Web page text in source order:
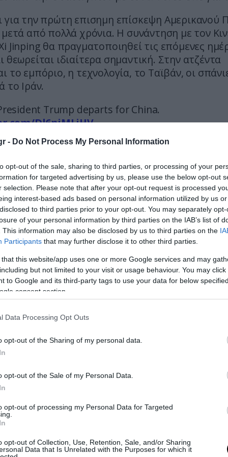
- Do Not Process My Personal Information
opt-out of the sale, sharing to third parties, or processing of your
for targeted advertising by us, please use the below opt-out
selection. Please note that after your opt-out request is processed
interest-based ads based on personal information utilized by us
to third parties prior to your opt-out. You may separately
of your personal information by third parties on the IAB’s list of
This information may also be disclosed by us to third parties on the
Participants that may further disclose it to other third parties.
that this website/app uses one or more Google services and may
but not limited to your visit or usage behaviour. You may
to Google and its third-party tags to use your data for below
consent section.
Data Processing Opt Outs
opt-out of the Sharing of my personal data.
opt-out of the Sale of my Personal Data.
opt-out of processing my Personal Data for Targeted
opt-out of Collection, Use, Retention, Sale, and/or Sharing
Data that Is Unrelated with the Purposes for which it
για την πρώτη επισημη επίσκεψη Αμερικανού
μετά από πολλά χρόνια. Η συνάντηση με τον
Jinping θα πραγματοποιηθεί τις επόμενες
θεωρείται ιδιαίτερα σημαντική. Στην ατζέντα
το εμπόριο, η τεχνολογία, το Ταϊβάν, οι
το Ιράν.
Trump departs for China.
Dl6njMLiHV
Tahir (@KalyarShawaiz)May 12, 2026
Trump departs for China, where he is
presidential state visit since his own trip in
93Ftm9H1sT
World (@BricsPlusWorld)May 12, 2026
του, ο Τραμπ δήλωσε ότι έχει «καλή
ότι αναμένει «πολύ καλά αποτελέσματα» από
του – Πώς έγινε αντιληπτός
των βρετανικών Αρχών άφησε 40χρονο ημιτυφλό
και να σκοτώσει δύο ιερόδουλες
η Ελίζαμπεθ Χάρλεϊ: Ποζάρει με μαγιό και
της (φωτο)
Ακολουθήστε το pronews.gr
στο Google News και
πρώτοι όλες τις ειδήσεις